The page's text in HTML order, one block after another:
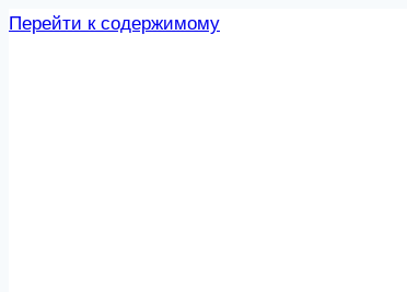
Перейти к содержимому